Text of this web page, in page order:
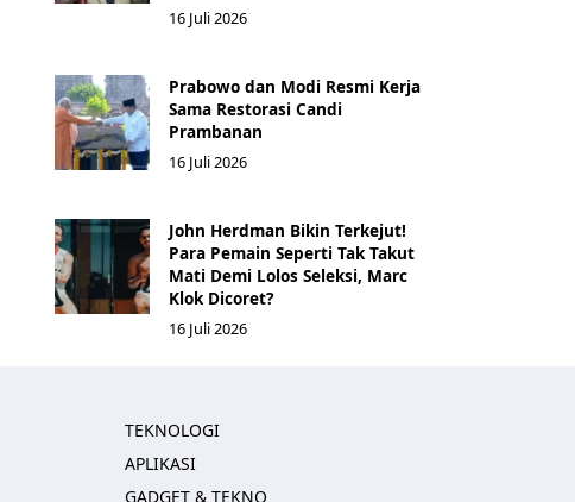
16 Juli 2026
Prabowo dan Modi Resmi Kerja
Sama Restorasi Candi
Prambanan
16 Juli 2026
John Herdman Bikin Terkejut!
Para Pemain Seperti Tak Takut
Mati Demi Lolos Seleksi, Marc
Klok Dicoret?
16 Juli 2026
TEKNOLOGI
APLIKASI
GADGET & TEKNO